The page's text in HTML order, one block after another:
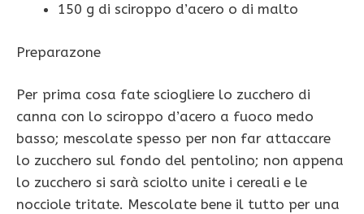
150 g di sciroppo d’acero o di malto
Preparazone
Per prima cosa fate sciogliere lo zucchero di
canna con lo sciroppo d’acero a fuoco medo
basso; mescolate spesso per non far attaccare
lo zucchero sul fondo del pentolino; non appena
lo zucchero si sarà sciolto unite i cereali e le
nocciole tritate. Mescolate bene il tutto per una